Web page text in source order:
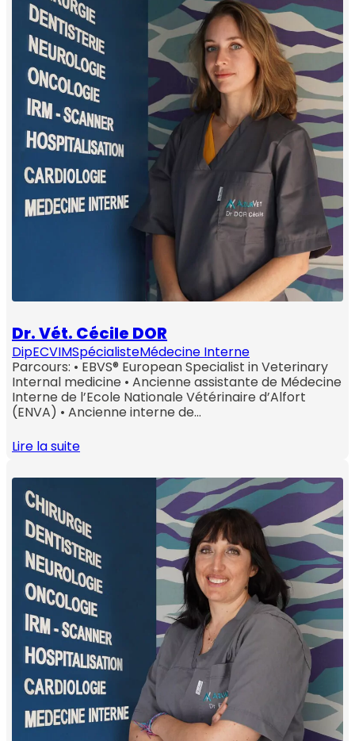
Dr. Vét. Cécile DOR
DipECVIMSpécialisteMédecine Interne
Parcours: • EBVS® European Specialist in Veterinary
Internal medicine • Ancienne assistante de Médecine
Interne de l’Ecole Nationale Vétérinaire d’Alfort
(ENVA) • Ancienne interne de…
Lire la suite